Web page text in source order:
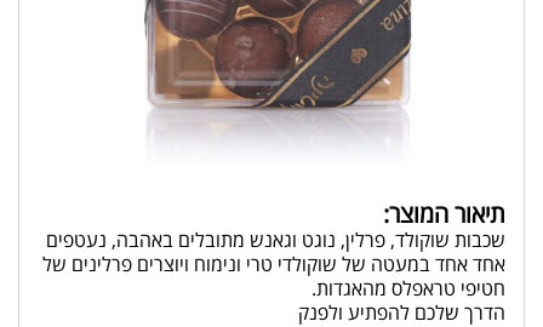
תיאור המוצר:
שכבות שוקולד, פרלין, נוגט וגאנש מתובלים באהבה, נעטפים
אחד אחד במעטה של שוקולדי טרי ונימוח ויוצרים פרלינים של
חטיפי טראפלס מהאגדות.
הדרך שלכם להפתיע ולפנק